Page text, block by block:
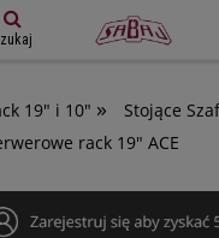
19" i 10" » Stojące
rack 19" ACE